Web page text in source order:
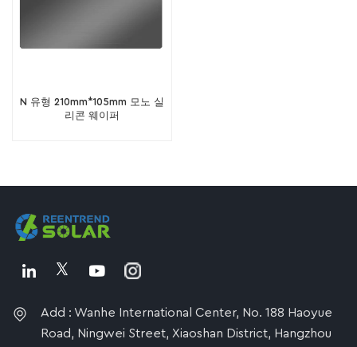
N 유형 210mm*105mm 모노 실
리콘 웨이퍼
Add : Wanhe International Center, No. 188 Haoyue
Road, Ningwei Street, Xiaoshan District, Hangzhou